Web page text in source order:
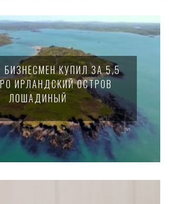
БИЗНЕСМЕН КУПИЛ ЗА 5,5
ИРЛАНДСКИЙ ОСТРОВ
ЛОШАДИНЫЙ